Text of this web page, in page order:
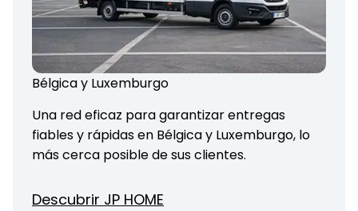
Bélgica y Luxemburgo
Una red eficaz para garantizar entregas
fiables y rápidas en Bélgica y Luxemburgo, lo
más cerca posible de sus clientes.
Descubrir JP HOME